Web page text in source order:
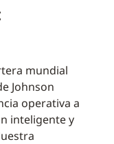
mundial
Johnson
operativa a
inteligente y